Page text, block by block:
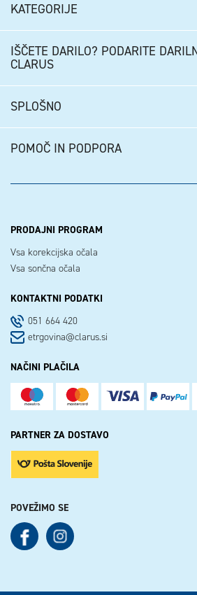
KATEGORIJE
IŠČETE DARILO? PODARITE
CLARUS
SPLOŠNO
POMOČ IN PODPORA
PRODAJNI PROGRAM
Vsa korekcijska očala
Vsa sončna očala
KONTAKTNI PODATKI
051 664 420
etrgovina@clarus.si
NAČINI PLAČILA
PARTNER ZA DOSTAVO
POVEŽIMO SE
See our FacebookSee our Instagram